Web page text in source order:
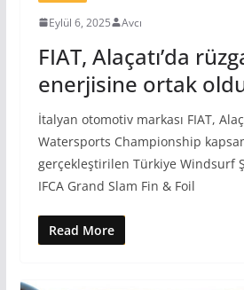
Eylül 6, 2025 Avcı
FIAT, Alaçatı’da
enerjisine ortak
İtalyan otomotiv markası FIAT,
Watersports Championship
gerçekleştirilen Türkiye Windsurf
IFCA Grand Slam Fin & Foil
Read More